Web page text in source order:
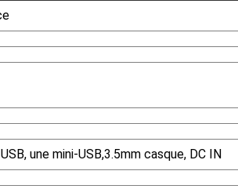
une mini-USB,3.5mm casque, DC IN